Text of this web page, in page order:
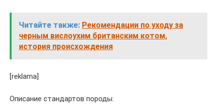
Читайте также: Рекомендации по уходу за
черным вислоухим британским котом,
история происхождения
[reklama]
Описание стандартов породы: